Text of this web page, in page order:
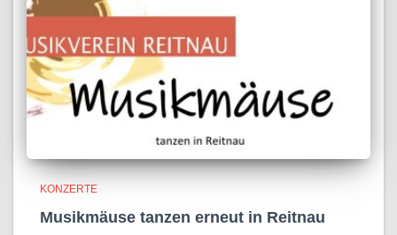
KONZERTE
Musikmäuse tanzen erneut in Reitnau